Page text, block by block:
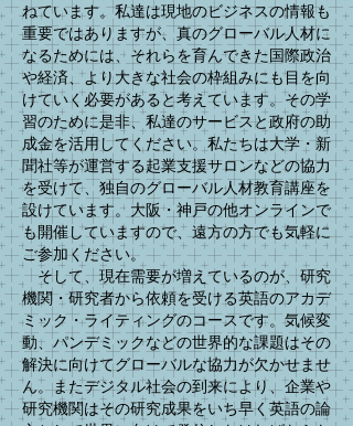
ねています。私達は現地のビジネスの情報も
重要ではありますが、真のグローバル人材に
なるためには、それらを育んできた国際政治
や経済、より大きな社会の枠組みにも目を向
けていく必要があると考えています。その学
習のために是非、私達のサービスと政府の助
成金を活用してください。私たちは大学・新
聞社等が運営する起業支援サロンなどの協力
を受けて、独自のグローバル人材教育講座を
設けています。大阪・神戸の他オンラインで
も開催していますので、遠方の方でも気軽に
ご参加ください。
そして、現在需要が増えているのが、研究
機関・研究者から依頼を受ける英語のアカデ
ミック・ライティングのコースです。気候変
動、パンデミックなどの世界的な課題はその
解決に向けてグローバルな協力が欠かせませ
ん。またデジタル社会の到来により、企業や
研究機関はその研究成果をいち早く英語の論